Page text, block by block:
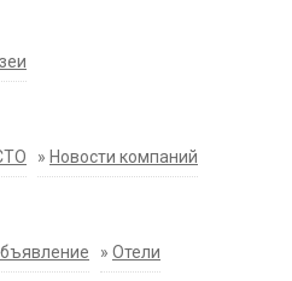
» Новости компаний
» Отели